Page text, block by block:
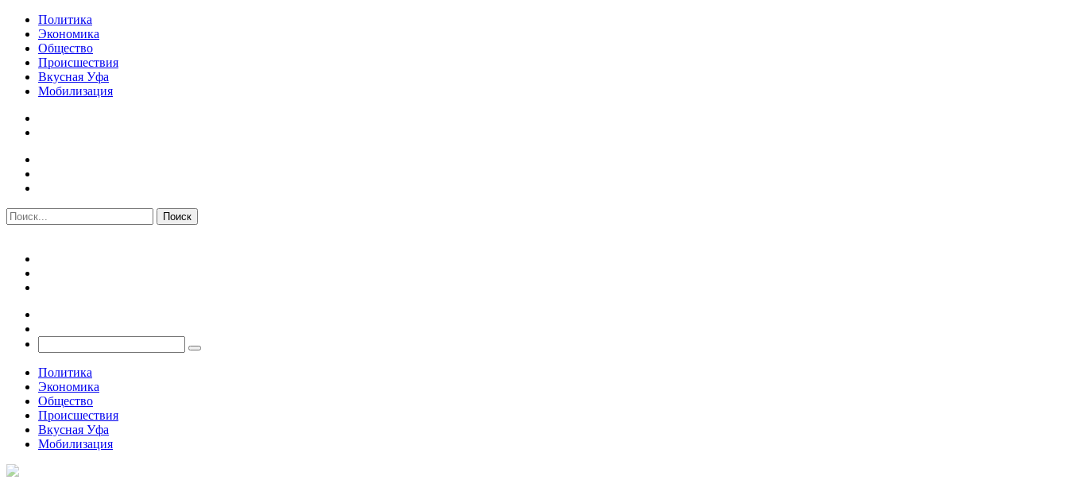
Политика
Экономика
Общество
Происшествия
Вкусная Уфа
Мобилизация
Политика
Экономика
Общество
Происшествия
Вкусная Уфа
Мобилизация